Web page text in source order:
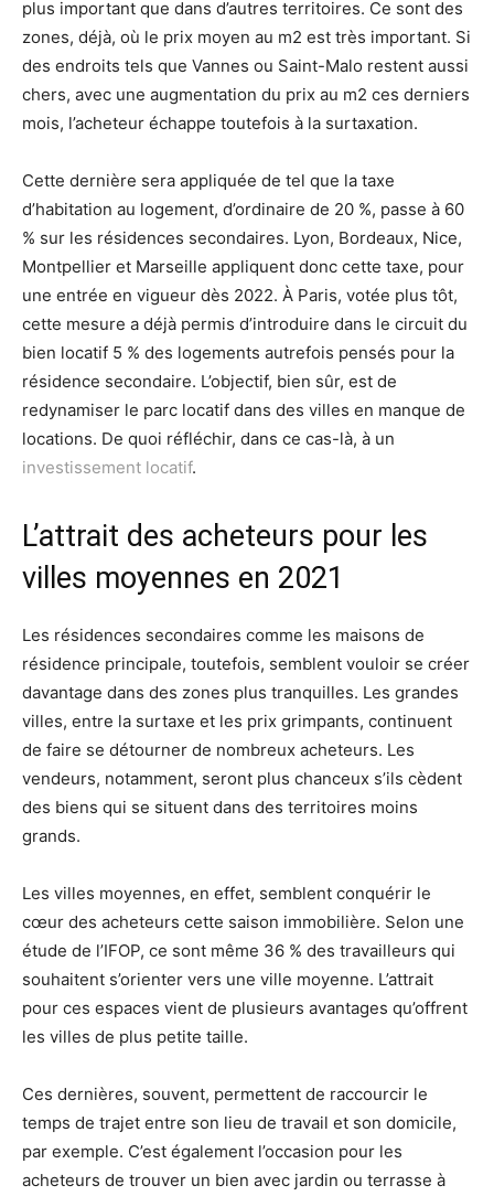
plus important que dans d’autres territoires. Ce sont des
zones, déjà, où le prix moyen au m2 est très important. Si
des endroits tels que Vannes ou Saint-Malo restent aussi
chers, avec une augmentation du prix au m2 ces derniers
mois, l’acheteur échappe toutefois à la surtaxation.
Cette dernière sera appliquée de tel que la taxe
d’habitation au logement, d’ordinaire de 20 %, passe à 60
% sur les résidences secondaires. Lyon, Bordeaux, Nice,
Montpellier et Marseille appliquent donc cette taxe, pour
une entrée en vigueur dès 2022. À Paris, votée plus tôt,
cette mesure a déjà permis d’introduire dans le circuit du
bien locatif 5 % des logements autrefois pensés pour la
résidence secondaire. L’objectif, bien sûr, est de
redynamiser le parc locatif dans des villes en manque de
locations. De quoi réfléchir, dans ce cas-là, à un
investissement locatif.
L’attrait des acheteurs pour les
villes moyennes en 2021
Les résidences secondaires comme les maisons de
résidence principale, toutefois, semblent vouloir se créer
davantage dans des zones plus tranquilles. Les grandes
villes, entre la surtaxe et les prix grimpants, continuent
de faire se détourner de nombreux acheteurs. Les
vendeurs, notamment, seront plus chanceux s’ils cèdent
des biens qui se situent dans des territoires moins
grands.
Les villes moyennes, en effet, semblent conquérir le
cœur des acheteurs cette saison immobilière. Selon une
étude de l’IFOP, ce sont même 36 % des travailleurs qui
souhaitent s’orienter vers une ville moyenne. L’attrait
pour ces espaces vient de plusieurs avantages qu’offrent
les villes de plus petite taille.
Ces dernières, souvent, permettent de raccourcir le
temps de trajet entre son lieu de travail et son domicile,
par exemple. C’est également l’occasion pour les
acheteurs de trouver un bien avec jardin ou terrasse à